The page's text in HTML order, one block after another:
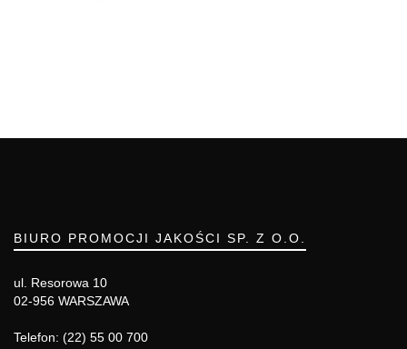
BIURO PROMOCJI JAKOŚCI SP. Z O.O.
ul. Resorowa 10
02-956 WARSZAWA
Telefon: (22) 55 00 700